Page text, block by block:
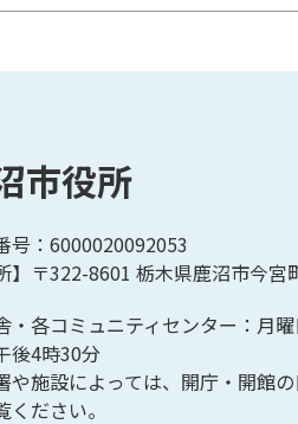
市役所
号：6000020092053
】〒322-8601 栃木県鹿沼市今宮
・各コミュニティセンター：月
後4時30分
や施設によっては、開庁・開館の
ください。